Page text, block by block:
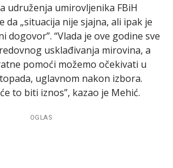
udruženja umirovljenika FBiH
da „situacija nije sjajna, ali ipak je
dogovor”. “Vlada je ove godine sve
usklađivanja mirovina, a
pomoći možemo očekivati u
uglavnom nakon izbora.
to biti iznos”, kazao je Mehić.
OGLAS